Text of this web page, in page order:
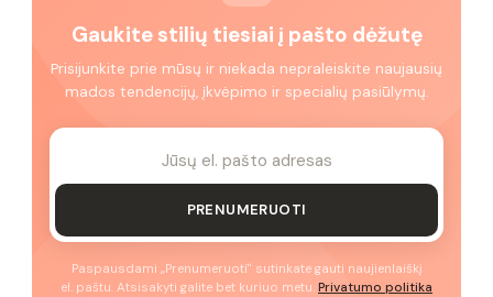
Gaukite stilių tiesiai į pašto dėžutę
Prisijunkite prie mūsų ir niekada nepraleiskite naujausių
mados tendencijų, įkvėpimo ir specialių pasiūlymų.
PRENUMERUOTI
Paspausdami „Prenumeruoti" sutinkate gauti naujienlaiškį
el. paštu. Atsisakyti galite bet kuriuo metu. Privatumo politika